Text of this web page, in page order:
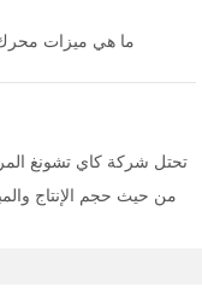
ما هي ميزات
تحتل شركة كاي تشونغ
من حيث حجم الإنتاج